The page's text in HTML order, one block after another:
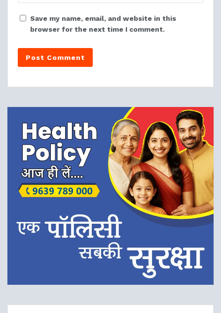
Save my name, email, and website in this
browser for the next time I comment.